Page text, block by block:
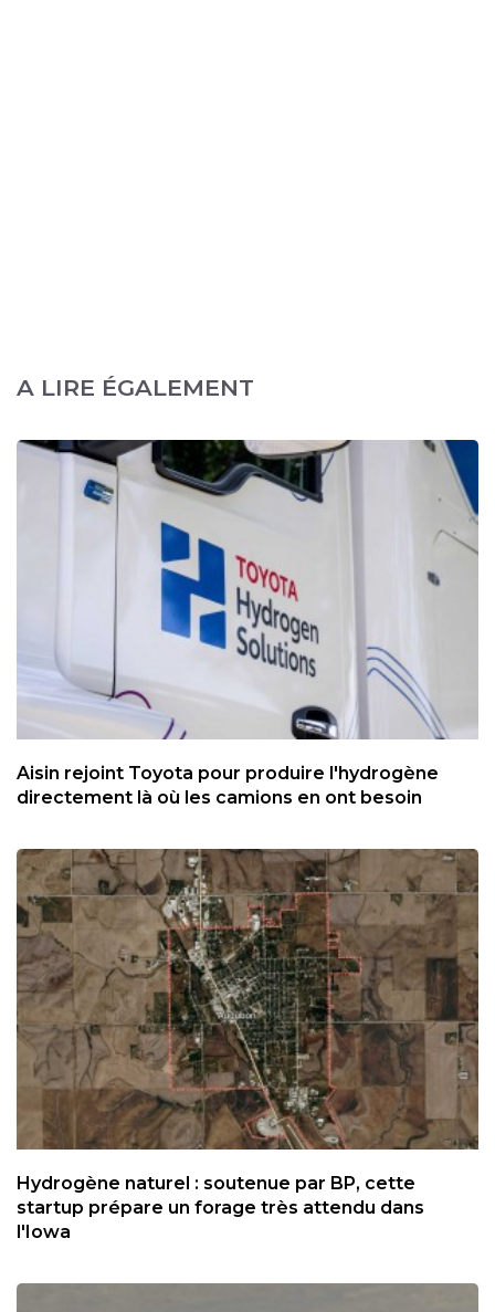
A LIRE ÉGALEMENT
Aisin rejoint Toyota pour produire l'hydrogène
directement là où les camions en ont besoin
Hydrogène naturel : soutenue par BP, cette
startup prépare un forage très attendu dans
l'Iowa